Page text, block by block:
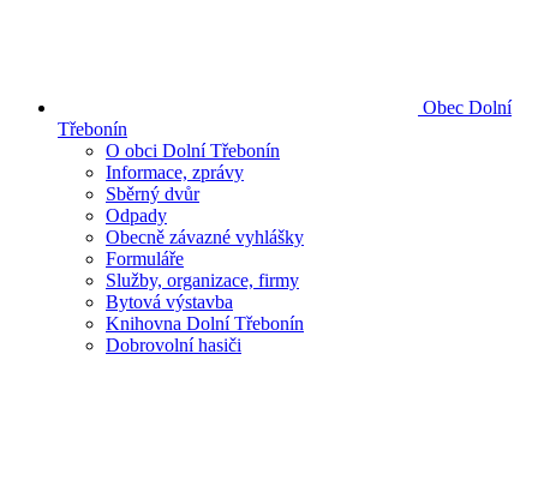
Obec Dolní
Třebonín
O obci Dolní Třebonín
Informace, zprávy
Sběrný dvůr
Odpady
Obecně závazné vyhlášky
Formuláře
Služby, organizace, firmy
Bytová výstavba
Knihovna Dolní Třebonín
Dobrovolní hasiči